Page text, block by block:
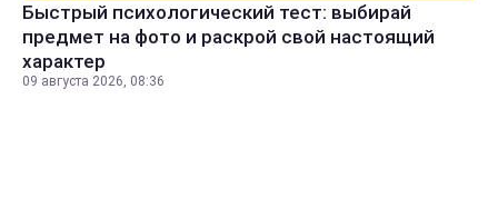
Быстрый психологический тест: выбирай
предмет на фото и раскрой свой настоящий
характер
09 августа 2026, 08:36